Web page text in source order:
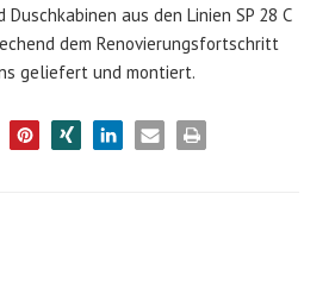
Duschkabinen aus den Linien SP 28 C
dem Renovierungsfortschritt
geliefert und montiert.